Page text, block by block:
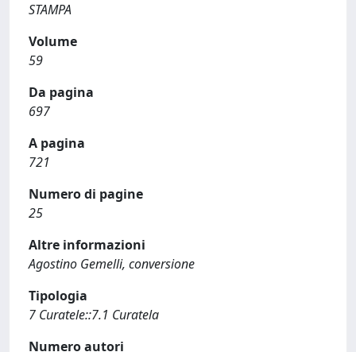
STAMPA
Volume
59
Da pagina
697
A pagina
721
Numero di pagine
25
Altre informazioni
Agostino Gemelli, conversione
Tipologia
7 Curatele::7.1 Curatela
Numero autori